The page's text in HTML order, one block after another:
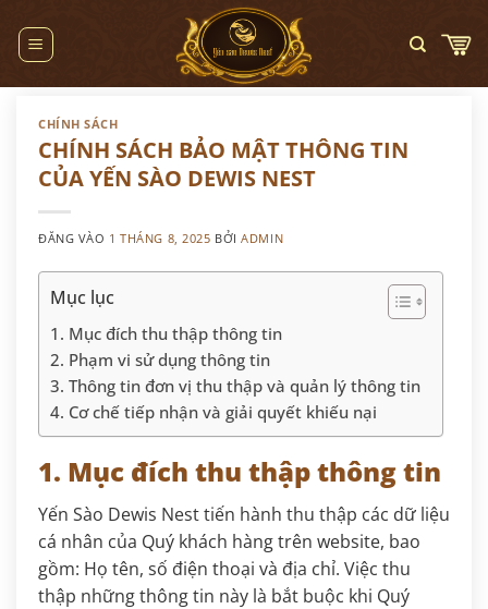
qua
nội
dung
CHÍNH SÁCH
CHÍNH SÁCH BẢO MẬT THÔNG TIN
CỦA YẾN SÀO DEWIS NEST
ĐĂNG VÀO 1 THÁNG 8, 2025 BỞIADMIN
Mục lục
1. Mục đích thu thập thông tin
2. Phạm vi sử dụng thông tin
3. Thông tin đơn vị thu thập và quản lý thông tin
4. Cơ chế tiếp nhận và giải quyết khiếu nại
1. Mục đích thu thập thông tin
Yến Sào Dewis Nest tiến hành thu thập các dữ liệu
cá nhân của Quý khách hàng trên website, bao
gồm: Họ tên, số điện thoại và địa chỉ. Việc thu
thập những thông tin này là bắt buộc khi Quý